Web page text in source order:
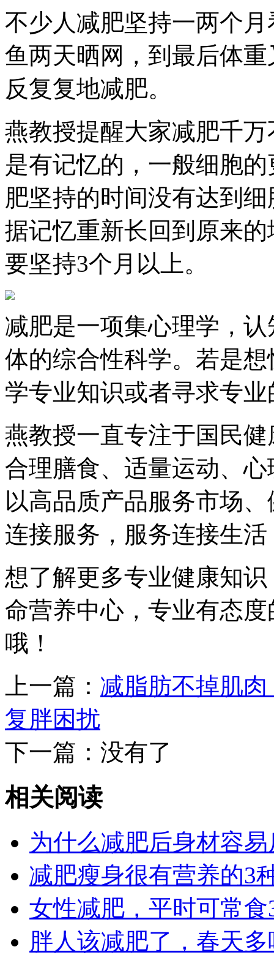
不少人减肥坚持一两个
鱼两天晒网，到最后体
反复复地减肥。
燕教授提醒大家减肥千
是有记忆的，一般细胞
肥坚持的时间没有达到
据记忆重新长回到原来
要坚持3个月以上。
减肥是一项集心理学，
体的综合性科学。若是
学专业知识或者寻求专
燕教授一直专注于国民
合理膳食、适量运动、
以高品质产品服务市场
连接服务，服务连接生
想了解更多专业健康知
命营养中心，专业有态
哦！
上一篇： 减脂肪不掉肌
复胖困扰
下一篇：没有了
相关阅读
为什么减肥后身材容易
减肥瘦身很有营养的3
女性减肥，平时可常食
胖人该减肥了，春天多